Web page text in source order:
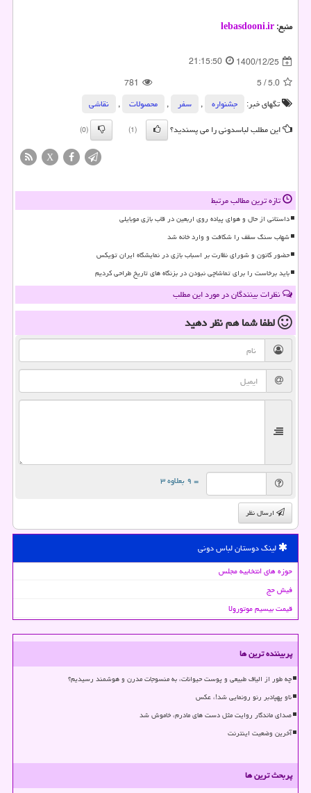
منبع:lebasdooni.ir
1400/12/25
21:15:50
5.0
/
5
781
تگهای خبر:
جشنواره , سفر , محصولات ,
نقاشی‌
این مطلب لباسدونی را می پسندید؟
(1)
(0)
X
تازه ترین مطالب مرتبط
داستانی از حال و هوای پیاده روی اربعین در قاب بازی موبایلی
شهاب سنگ سقف را شکافت و وارد خانه شد
حضور کانون و شورای نظارت بر اسباب بازی در نمایشگاه ایران تویکس
باید برخاست را برای تماشاچی نبودن در بزنگاه های تاریخ طراحی کردیم
نظرات بینندگان در مورد این مطلب
لطفا شما همنظر دهید
= ۹ بعلاوه ۳
ارسال نظر
لینک دوستان لباس دونی
حوزه های انتخابیه مجلس
فیش حج
قیمت بیسیم موتورولا
پربیننده ترین ها
چه طور از الیاف طبیعی و پوست حیوانات، به منسوجات مدرن و هوشمند رسیدیم؟
ناو پهپادبر رنو رونمایی شد!، عکس
صدای ماندگار روایت مثل دست های مادرم، خاموش شد
آخرین وضعیت اینترنت
پربحث ترین ها